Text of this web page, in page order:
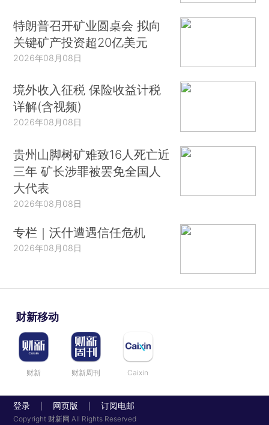
特朗普召开矿业圆桌会 拟向
关键矿产投资超20亿美元
2026年08月08日
境外收入征税 保险收益计税
详解(含视频)
2026年08月08日
贵州山脚树矿难致16人死亡近
三年 矿长涉罪被罢免全国人
大代表
2026年08月08日
专栏｜沃什遭遇信任危机
2026年08月08日
财新移动
财新 财新周刊 Caixin
登录 网页版 订阅电邮
Copyright 财新网 All Rights Reserved